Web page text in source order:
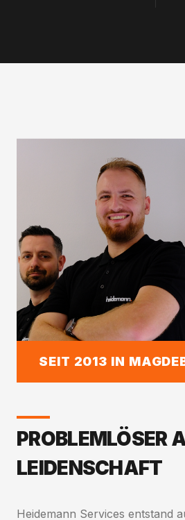
SEIT 2013 IN
PROBLEMLÖSER
LEIDENSCHAFT
Heidemann Services entstand